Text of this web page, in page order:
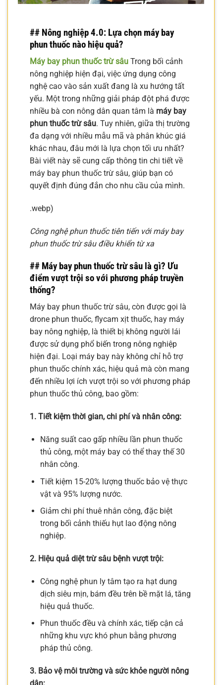
## Nông nghiệp 4.0: Lựa chọn máy bay
phun thuốc nào hiệu quả?
Máy bay phun thuốc trừ sâu Trong bối cảnh
nông nghiệp hiện đại, việc ứng dụng công
nghệ cao vào sản xuất đang là xu hướng tất
yếu. Một trong những giải pháp đột phá được
nhiều bà con nông dân quan tâm là máy bay
phun thuốc trừ sâu. Tuy nhiên, giữa thị trường
đa dạng với nhiều mẫu mã và phân khúc giá
khác nhau, đâu mới là lựa chọn tối ưu nhất?
Bài viết này sẽ cung cấp thông tin chi tiết về
máy bay phun thuốc trừ sâu, giúp bạn có
quyết định đúng đắn cho nhu cầu của mình.
.webp)
Công nghệ phun thuốc tiên tiến với máy bay
phun thuốc trừ sâu điều khiển từ xa
## Máy bay phun thuốc trừ sâu là gì? Ưu
điểm vượt trội so với phương pháp truyền
thống?
Máy bay phun thuốc trừ sâu, còn được gọi là
drone phun thuốc, flycam xịt thuốc, hay máy
bay nông nghiệp, là thiết bị không người lái
được sử dụng phổ biến trong nông nghiệp
hiện đại. Loại máy bay này không chỉ hỗ trợ
phun thuốc chính xác, hiệu quả mà còn mang
đến nhiều lợi ích vượt trội so với phương pháp
phun thuốc thủ công, bao gồm:
1. Tiết kiệm thời gian, chi phí và nhân công:
Năng suất cao gấp nhiều lần phun thuốc
thủ công, một máy bay có thể thay thế 30
nhân công.
Tiết kiệm 15-20% lượng thuốc bảo vệ thực
vật và 95% lượng nước.
Giảm chi phí thuê nhân công, đặc biệt
trong bối cảnh thiếu hụt lao động nông
nghiệp.
2. Hiệu quả diệt trừ sâu bệnh vượt trội:
Công nghệ phun ly tâm tạo ra hạt dung
dịch siêu mịn, bám đều trên bề mặt lá, tăng
hiệu quả thuốc.
Phun thuốc đều và chính xác, tiếp cận cả
những khu vực khó phun bằng phương
pháp thủ công.
3. Bảo vệ môi trường và sức khỏe người nông